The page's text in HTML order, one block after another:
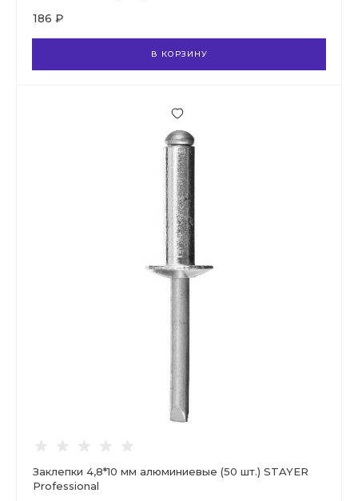
186 ₽
В КОРЗИНУ
Заклепки 4,8*10 мм алюминиевые (50 шт.) STAYER
Professional